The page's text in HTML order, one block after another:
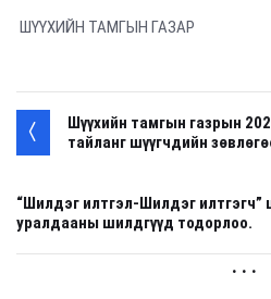
ШҮҮХИЙН ТАМГЫН ГАЗАР
Шүүхийн тамгын газрын
тайланг шүүгчдийн
“Шилдэг илтгэл-Шилдэг илтгэгч”
уралдааны шилдгүүд тодорлоо.
. . .